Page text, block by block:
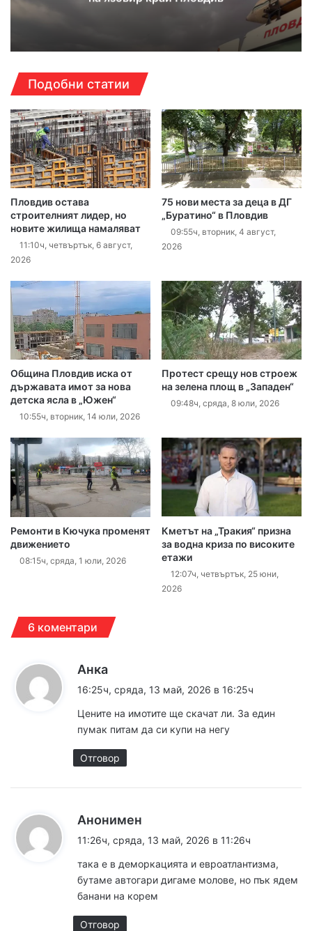
Подобни статии
Пловдив остава
строителният лидер, но
новите жилища намаляват
11:10ч, четвъртък, 6 август,
2026
75 нови места за деца в ДГ
„Буратино“ в Пловдив
09:55ч, вторник, 4 август,
2026
Община Пловдив иска от
държавата имот за нова
детска ясла в „Южен“
10:55ч, вторник, 14 юли, 2026
Протест срещу нов строеж
на зелена площ в „Западен“
09:48ч, сряда, 8 юли, 2026
Ремонти в Кючука променят
движението
08:15ч, сряда, 1 юли, 2026
Кметът на „Тракия“ призна
за водна криза по високите
етажи
12:07ч, четвъртък, 25 юни,
2026
6 коментари
Анка
а
16:25ч, сряда, 13 май, 2026 в 16:25ч
Цените на имотите ще скачат ли. За един
пумак питам да си купи на негу
Отговор
Анонимен
а
:
11:26ч, сряда, 13 май, 2026 в 11:26ч
така е в деморкацията и евроатлантизма,
бутаме автогари дигаме молове, но пък ядем
банани на корем
Отговор